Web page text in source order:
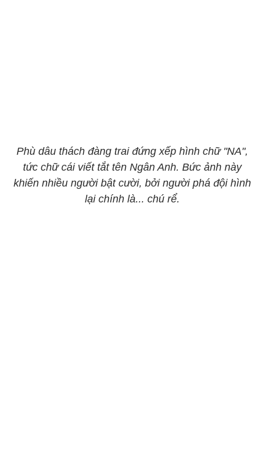
Phù dâu thách đàng trai đứng xếp hình chữ "NA",
tức chữ cái viết tắt tên Ngân Anh. Bức ảnh này
khiến nhiều người bật cười, bởi người phá đội hình
lại chính là... chú rể.